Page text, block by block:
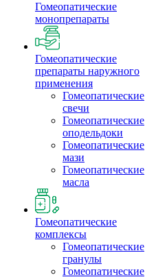
Гомеопатические
монопрепараты
Гомеопатические
препараты наружного
применения
Гомеопатические
свечи
Гомеопатические
оподельдоки
Гомеопатические
мази
Гомеопатические
масла
Гомеопатические
комплексы
Гомеопатические
гранулы
Гомеопатические